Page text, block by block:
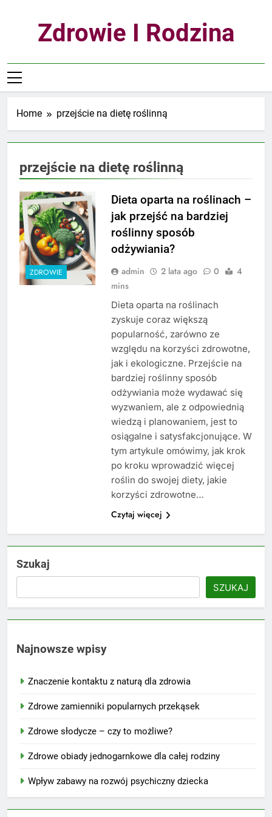
Zdrowie I Rodzina
Home przejście na dietę roślinną
przejście na dietę roślinną
ZDROWIE
Dieta oparta na roślinach –
jak przejść na bardziej
roślinny sposób
odżywiania?
admin 2 lata ago 0
4
mins
Dieta oparta na roślinach
zyskuje coraz większą
popularność, zarówno ze
względu na korzyści zdrowotne,
jak i ekologiczne. Przejście na
bardziej roślinny sposób
odżywiania może wydawać się
wyzwaniem, ale z odpowiednią
wiedzą i planowaniem, jest to
osiągalne i satysfakcjonujące. W
tym artykule omówimy, jak krok
po kroku wprowadzić więcej
roślin do swojej diety, jakie
korzyści zdrowotne…
Czytaj więcej
Szukaj
SZUKAJ
Najnowsze wpisy
Znaczenie kontaktu z naturą dla zdrowia
Zdrowe zamienniki popularnych przekąsek
Zdrowe słodycze – czy to możliwe?
Zdrowe obiady jednogarnkowe dla całej rodziny
Wpływ zabawy na rozwój psychiczny dziecka